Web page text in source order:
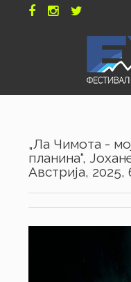
„Ла Чимота -
планина“,
Австрија, 2025,